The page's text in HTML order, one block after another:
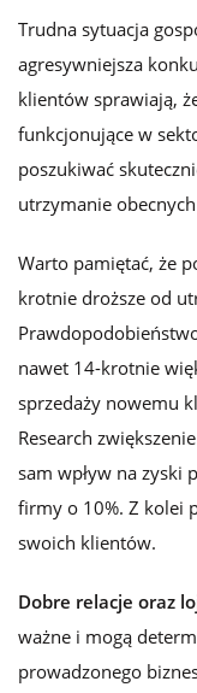
Trudna sytuacja
agresywniejsza
klientów sprawiają,
funkcjonujące w
poszukiwać
utrzymanie
Warto pamiętać, że
krotnie droższe od
nawet 14-krotnie
sprzedaży nowemu
Research
sam wpływ na zyski
firmy o 10%. Z kolei
swoich klientów.
Dobre relacje oraz
ważne i mogą
prowadzonego